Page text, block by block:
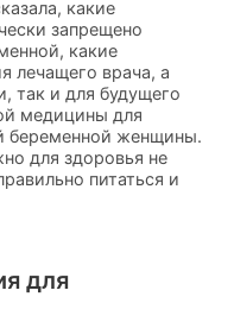
какие
запрещено
какие
лечащего врача, а
так и для будущего
медицины для
беременной женщины.
для здоровья не
питаться и
для